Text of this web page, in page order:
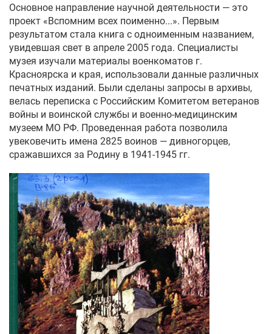
Основное направление научной деятельности — это
проект «Вспомним всех поименно...». Первым
результатом стала книга с одноименным названием,
увидевшая свет в апреле 2005 года. Специалисты
музея изучали материалы военкоматов г.
Красноярска и края, использовали данные различных
печатных изданий. Были сделаны запросы в архивы,
велась переписка с Российским Комитетом ветеранов
войны и воинской службы и военно-медицинским
музеем МО РФ. Проведенная работа позволила
увековечить имена 2825 воинов — дивногорцев,
сражавшихся за Родину в 1941-1945 гг.